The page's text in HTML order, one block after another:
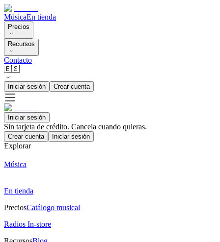
MúsicaEn tienda
Precios
Recursos
Contacto
🇪🇸
Iniciar sesión Crear cuenta
Iniciar sesión
Sin tarjeta de crédito. Cancela cuando quieras.
Crear cuenta Iniciar sesión
Explorar
Música
En tienda
PreciosCatálogo musical
Radios In-store